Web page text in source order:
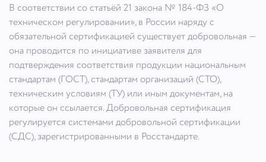
В соответствии со статьёй 21 закона № 184-ФЗ «О
техническом регулировании», в России наряду с
обязательной сертификацией существует добровольная —
она проводится по инициативе заявителя для
подтверждения соответствия продукции национальным
стандартам (ГОСТ), стандартам организаций (СТО),
техническим условиям (ТУ) или иным документам, на
которые он ссылается. Добровольная сертификация
регулируется системами добровольной сертификации
(СДС), зарегистрированными в Росстандарте.